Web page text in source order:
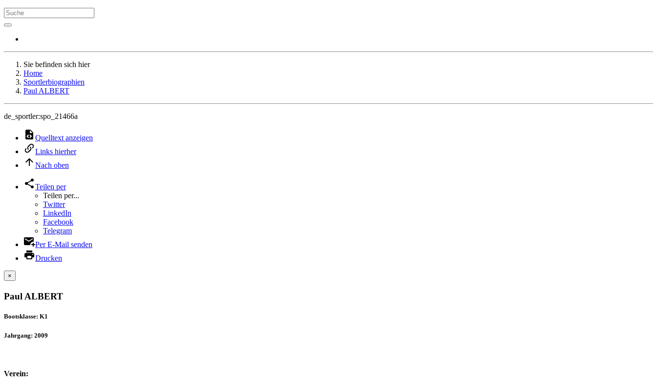
Sie befinden sich hier
Home
Sportlerbiographien
Paul ALBERT
de_sportler:spo_21466a
Quelltext anzeigen
Links hierher
Nach oben
Teilen per
Teilen per...
Twitter
LinkedIn
Facebook
Telegram
Per E-Mail senden
Drucken
×
Paul ALBERT
Bootsklasse: K1
Jahrgang: 2009
Verein: